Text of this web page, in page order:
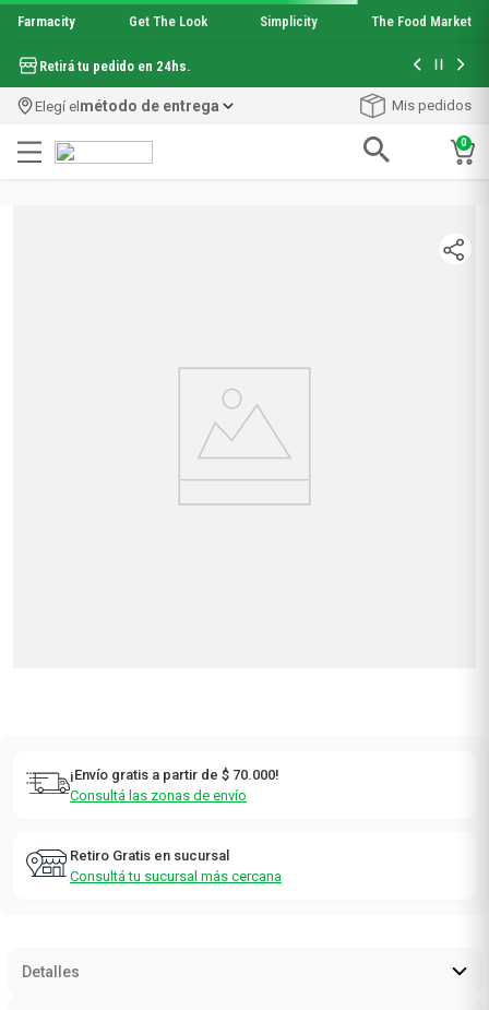
Farmacity Get The Look Simplicity The Food Market
Retirá tu pedido en 24hs. Hasta 6
Elegí elmétodo de entrega Mis pedidos
0
¡Envío gratis a partir de $ 70.000!
Consultá las zonas de envío
Retiro Gratis en sucursal
Consultá tu sucursal más cercana
Detalles